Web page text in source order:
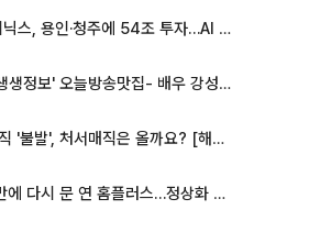
SK하이닉스, 용인·청주에 54조 투자…AI 메모리 생산기지 키운다
'2TV 생생정보' 오늘방송맛집- 배우 강성진 단골! 쌀국수ㆍ푸팟퐁 커리 맛집 '블○○○'
입추매직 '불발', 처서매직은 올까요? [해시태그]
22일 만에 다시 문 연 홈플러스…정상화 바쁜데 재고 없어 ‘발동동’[가보니]